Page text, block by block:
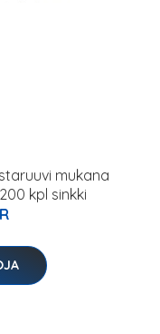
mukana
kpl sinkki